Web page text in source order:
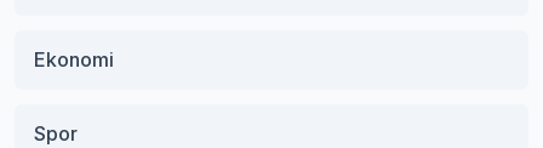
Ekonomi
Spor